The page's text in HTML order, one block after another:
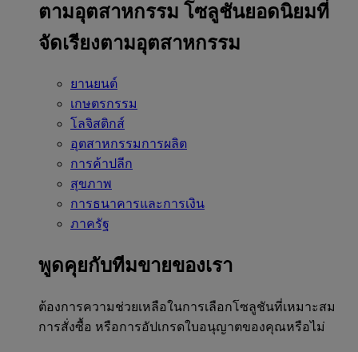
ตามอุตสาหกรรม โซลูชันยอดนิยมที่
จัดเรียงตามอุตสาหกรรม
ยานยนต์
เกษตรกรรม
โลจิสติกส์
อุตสาหกรรมการผลิต
การค้าปลีก
สุขภาพ
การธนาคารและการเงิน
ภาครัฐ
พูดคุยกับทีมขายของเรา
ต้องการความช่วยเหลือในการเลือกโซลูชันที่เหมาะสม
การสั่งซื้อ หรือการอัปเกรดใบอนุญาตของคุณหรือไม่